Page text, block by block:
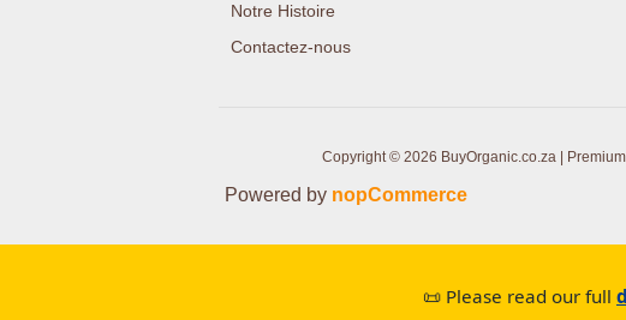
Notre Histoire
Contactez-nous
Copyright © 2026 BuyOrganic.co.za |
Powered by nopCommerce
📜 Please read our full